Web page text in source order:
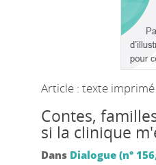
Article : texte imprimé
Contes,
si la clinique
Dans Dialogue (n°